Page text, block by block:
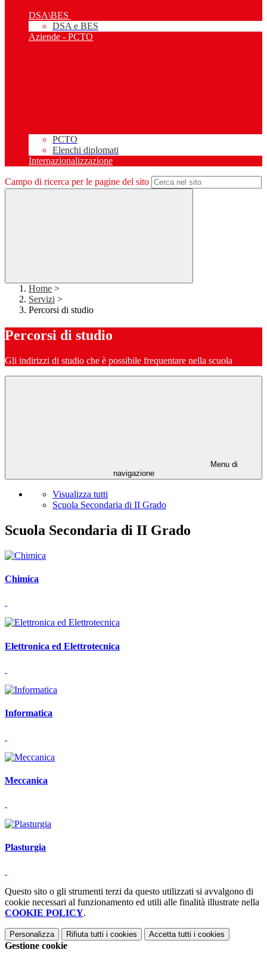
DSA\BES
DSA e BES
Aziende - PCTO
PCTO
Elenchi diplomati
Internazionalizzazione
Campo di ricerca per le pagine del sito
Home >
Servizi >
Percorsi di studio
Percorsi di studio
Gli indirizzi di studio che è possibile frequentare nella scuola
Menu di
navigazione
Visualizza tutti
Scuola Secondaria di II Grado
Scuola Secondaria di II Grado
Chimica
Elettronica ed Elettrotecnica
Informatica
Meccanica
Plasturgia
Questo sito o gli strumenti terzi da questo utilizzati si avvalgono di
cookie necessari al funzionamento ed utili alle finalità illustrate nella
COOKIE POLICY.
Personalizza Rifiuta tutti i cookies Accetta tutti i cookies
Gestione cookie